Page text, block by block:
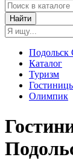
Найти
Подольск
Каталог
Туризм
Олимпик